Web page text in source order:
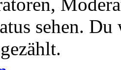
sehen.